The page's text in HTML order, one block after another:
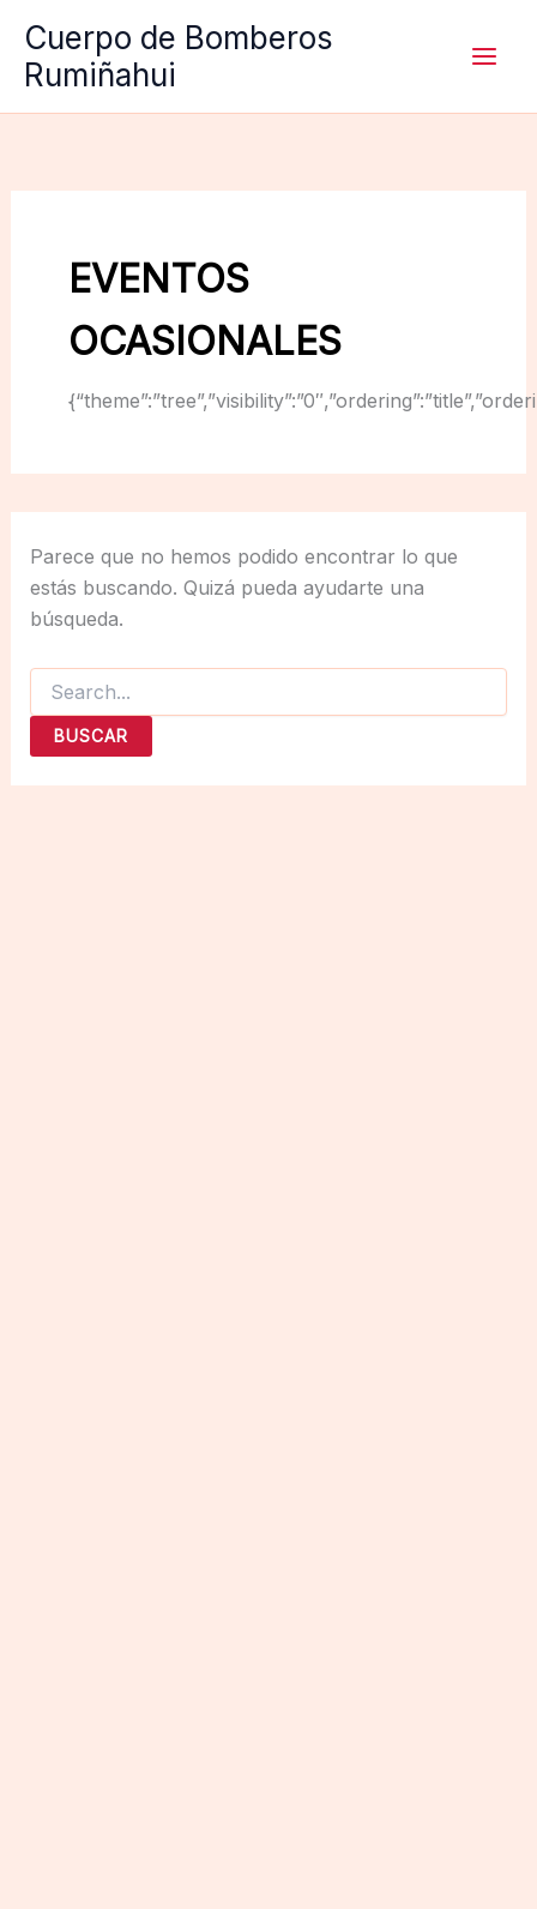
contenido
Cuerpo de Bomberos
Rumiñahui
EVENTOS
OCASIONALES
Parece que no hemos podido encontrar lo que
estás buscando. Quizá pueda ayudarte una
búsqueda.
Buscar
por: